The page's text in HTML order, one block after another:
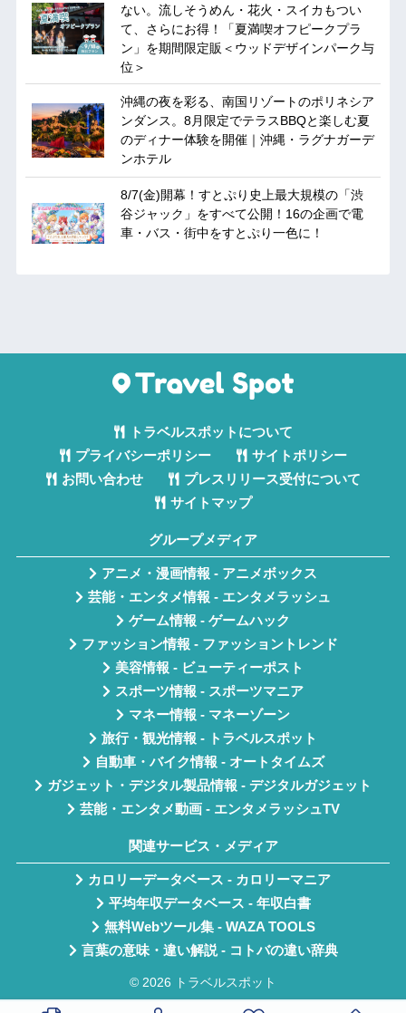
ない。流しそうめん・花火・スイカもつい
て、さらにお得！「夏満喫オフピークプラ
ン」を期間限定販＜ウッドデザインパーク与
位＞
沖縄の夜を彩る、南国リゾートのポリネシア
ンダンス。8月限定でテラスBBQと楽しむ夏
のディナー体験を開催｜沖縄・ラグナガーデ
ンホテル
8/7(金)開幕！すとぷり史上最大規模の「渋
谷ジャック」をすべて公開！16の企画で電
車・バス・街中をすとぷり一色に！
トラベルスポットについて
プライバシーポリシー
サイトポリシー
お問い合わせ
プレスリリース受付について
サイトマップ
グループメディア
アニメ・漫画情報 - アニメボックス
芸能・エンタメ情報 - エンタメラッシュ
ゲーム情報 - ゲームハック
ファッション情報 - ファッショントレンド
美容情報 - ビューティーポスト
スポーツ情報 - スポーツマニア
マネー情報 - マネーゾーン
旅行・観光情報 - トラベルスポット
自動車・バイク情報 - オートタイムズ
ガジェット・デジタル製品情報 - デジタルガジェット
芸能・エンタメ動画 - エンタメラッシュTV
関連サービス・メディア
カロリーデータベース - カロリーマニア
平均年収データベース - 年収白書
無料Webツール集 - WAZA TOOLS
言葉の意味・違い解説 - コトバの違い辞典
© 2026 トラベルスポット